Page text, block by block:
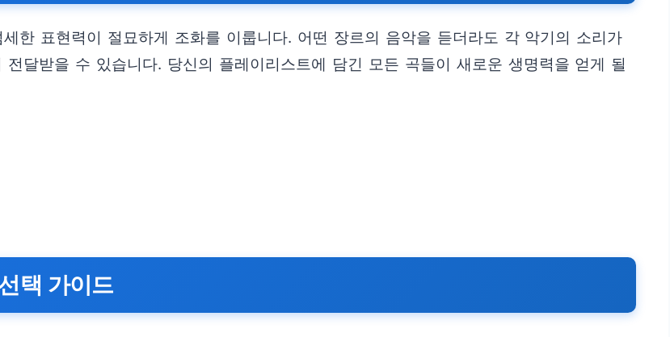
한 표현력이 절묘하게 조화를 이룹니다. 어떤 장르의 음악을 듣더라도 각 악기의 소리가
달받을 수 있습니다. 당신의 플레이리스트에 담긴 모든 곡들이 새로운 생명력을 얻게 될
택 가이드